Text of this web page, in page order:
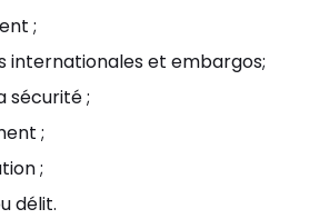
;
internationales et embargos;
sécurité ;
;
;
délit.